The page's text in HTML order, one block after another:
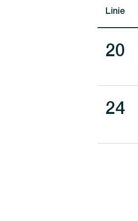
Linie
Linie
20
Linie
24